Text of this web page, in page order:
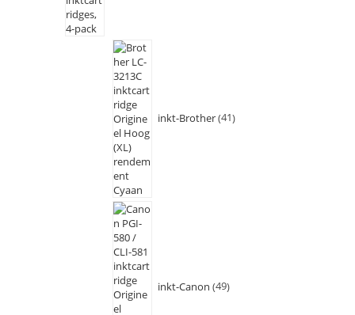
inkt-Brother 41
inkt-Canon 49